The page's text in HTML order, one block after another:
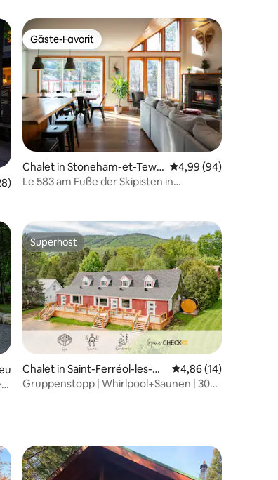
Bewertung: 4,89 von 5, 28 Bewertungen
Gäste-Favorit
Gäste-Favorit
Chalet in Stoneham-et-Tewk
esbury
Durchschnittliche
4,99 (94)
Le 583 am Fuße der Skipisten in
Unterkunft
Superhost
Superhost
Chalet in Saint-Ferréol-les-Ne
iges
Durchschnittliche
4,86 (14)
Gruppenstopp | Whirlpool+Saunen | 30